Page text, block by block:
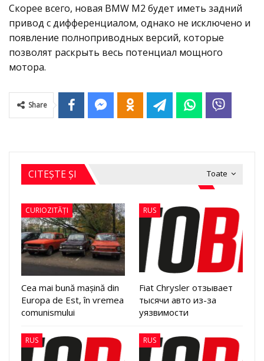
Скорее всего, новая BMW M2 будет иметь задний
привод с дифференциалом, однако не исключено и
появление полноприводных версий, которые
позволят раскрыть весь потенциал мощного
мотора.
Share
Toate
CITEȘTE ȘI
CURIOZITĂȚI
Cea mai bună mașină din
Europa de Est, în vremea
comunismului
RUS
Fiat Chrysler отзывает
тысячи авто из-за
уязвимости
RUS RUS